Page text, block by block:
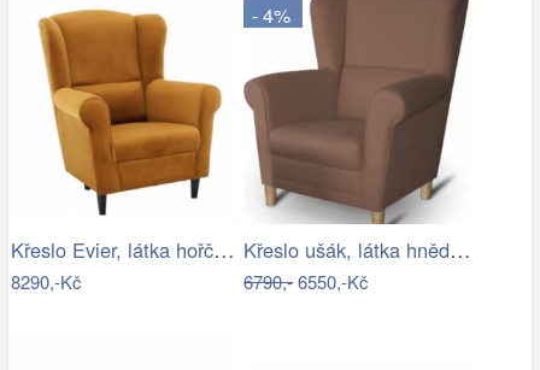
Křeslo Evier, látka hořčicová
8290,-Kč
- 4%
Křeslo ušák, látka hnědá, CHARLOT Mdum
6790,-6550,-Kč